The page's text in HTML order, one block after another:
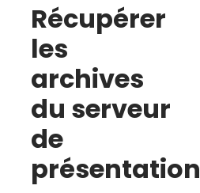
Récupérer
les
archives
du serveur
de
présentation